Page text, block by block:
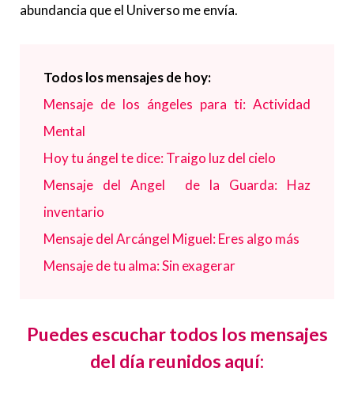
abundancia que el Universo me envía.
Todos los mensajes de hoy:
Mensaje de los ángeles para ti: Actividad
Mental
Hoy tu ángel te dice: Traigo luz del cielo
Mensaje del Angel de la Guarda: Haz
inventario
Mensaje del Arcángel Miguel: Eres algo más
Mensaje de tu alma: Sin exagerar
Puedes escuchar todos los mensajes
del día reunidos aquí: